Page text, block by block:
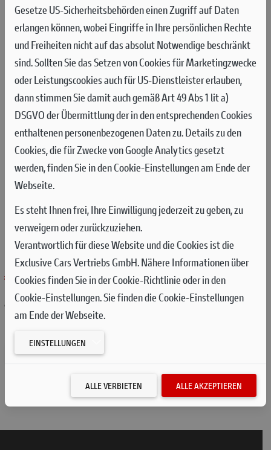
Warum wählen, wenn Du alles haben kannst? Die Multistrada
V4 RS vereint Eleganz, Komfort und Performance in
vollendeter Form. Kraftvoll und unwiderstehlich – bei jedem
Anblick.
RS-DESIGN
€ 47.495,00
CO2: 170 g/km | NoVA: 30% + 400,00 €***
92 dB(A) Nahfeldpegel
HÄNDLER KONTAKTIEREN
Gesetze US-Sicherheitsbehörden einen Zugriff auf Daten
erlangen können, wobei Eingriffe in Ihre persönlichen Rechte
und Freiheiten nicht auf das absolut Notwendige beschränkt
sind.Sollten Sie das Setzen von Cookies für Marketingzwecke
oder Leistungscookies auch für US-Dienstleister erlauben,
dann stimmen Sie damit auch gemäß Art 49 Abs 1 lit a)
DSGVO der Übermittlung der in den entsprechenden Cookies
enthaltenen personenbezogenen Daten zu. Details zu den
Cookies, die für Zwecke von Google Analytics gesetzt
werden, finden Sie in den Cookie-Einstellungen am Ende der
Webseite.
Es steht Ihnen frei, Ihre Einwilligung jederzeit zu geben, zu
verweigern oder zurückzuziehen.
Verantwortlich für diese Website und die Cookies ist die
Exclusive Cars Vertriebs GmbH. Nähere Informationen über
Cookies finden Sie in der Cookie-Richtlinie oder in den
Cookie-Einstellungen. Sie finden die Cookie-Einstellungen
am Ende der Webseite.
EINSTELLUNGEN
ALLE VERBIETEN ALLE AKZEPTIEREN